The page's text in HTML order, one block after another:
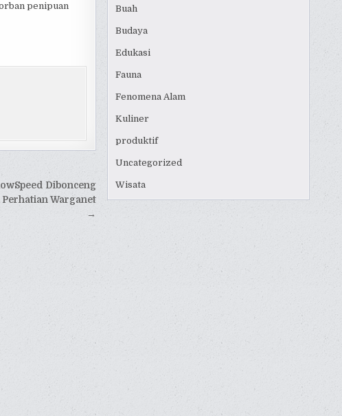
penipuan
Dibonceng
Warganet
→
Buah
Budaya
Edukasi
Fauna
Fenomena Alam
Kuliner
produktif
Uncategorized
Wisata